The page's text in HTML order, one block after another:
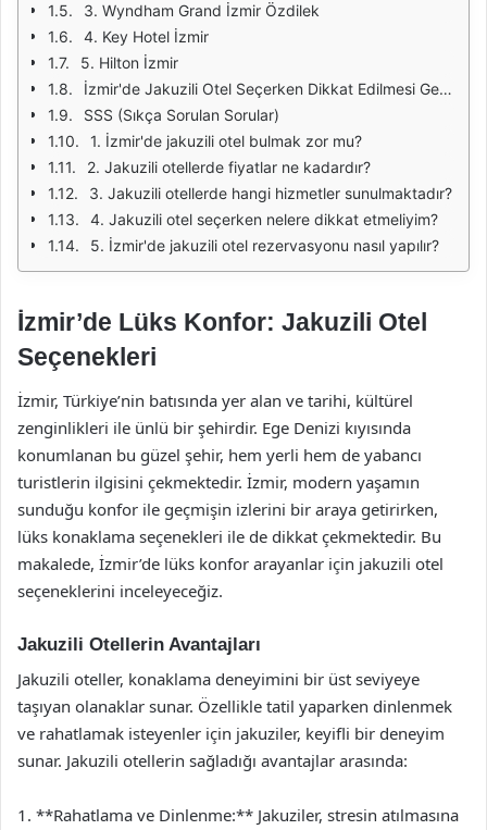
3. Wyndham Grand İzmir Özdilek
4. Key Hotel İzmir
5. Hilton İzmir
İzmir'de Jakuzili Otel Seçerken Dikkat Edilmesi Gerekenler
SSS (Sıkça Sorulan Sorular)
1. İzmir'de jakuzili otel bulmak zor mu?
2. Jakuzili otellerde fiyatlar ne kadardır?
3. Jakuzili otellerde hangi hizmetler sunulmaktadır?
4. Jakuzili otel seçerken nelere dikkat etmeliyim?
5. İzmir'de jakuzili otel rezervasyonu nasıl yapılır?
İzmir’de Lüks Konfor: Jakuzili Otel
Seçenekleri
İzmir, Türkiye’nin batısında yer alan ve tarihi, kültürel
zenginlikleri ile ünlü bir şehirdir. Ege Denizi kıyısında
konumlanan bu güzel şehir, hem yerli hem de yabancı
turistlerin ilgisini çekmektedir. İzmir, modern yaşamın
sunduğu konfor ile geçmişin izlerini bir araya getirirken,
lüks konaklama seçenekleri ile de dikkat çekmektedir. Bu
makalede, İzmir’de lüks konfor arayanlar için jakuzili otel
seçeneklerini inceleyeceğiz.
Jakuzili Otellerin Avantajları
Jakuzili oteller, konaklama deneyimini bir üst seviyeye
taşıyan olanaklar sunar. Özellikle tatil yaparken dinlenmek
ve rahatlamak isteyenler için jakuziler, keyifli bir deneyim
sunar. Jakuzili otellerin sağladığı avantajlar arasında:
1. **Rahatlama ve Dinlenme:** Jakuziler, stresin atılmasına